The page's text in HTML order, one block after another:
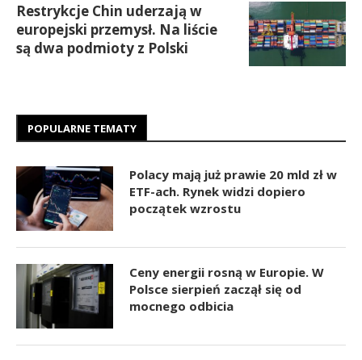
Restrykcje Chin uderzają w
europejski przemysł. Na liście
są dwa podmioty z Polski
POPULARNE TEMATY
Polacy mają już prawie 20 mld zł w
ETF-ach. Rynek widzi dopiero
początek wzrostu
Ceny energii rosną w Europie. W
Polsce sierpień zaczął się od
mocnego odbicia